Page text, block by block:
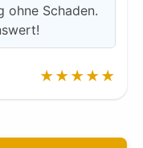
ohne Schaden.
★★★★★